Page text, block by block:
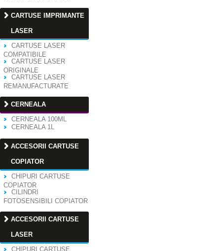
CARTUSE IMPRIMANTE
LASER
CARTUSE LASER
COMPATIBILE
CARTUSE LASER
ORIGINALE
CARTUSE LASER
REMANUFACTURATE
CERNEALA
CERNEALA 100ML
CERNEALA 1L
ACCESORII CARTUSE
COPIATOR
CHIPURI CARTUSE
COPIATOR
CILINDRI
FOTOSENSIBILI COPIATOR
ACCESORII CARTUSE
LASER
CHIPURI CARTUSE